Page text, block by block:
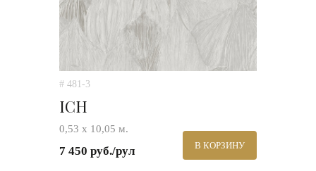
# 481-3
ICH
0,53 х 10,05 м.
7 450 руб./рул В КОРЗИНУ